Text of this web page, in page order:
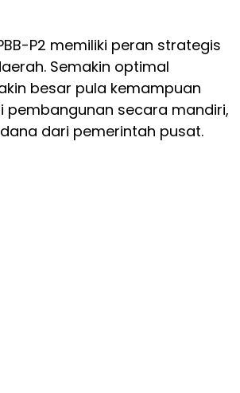
P2 memiliki peran strategis
Semakin optimal
besar pula kemampuan
secara mandiri,
dari pemerintah pusat.